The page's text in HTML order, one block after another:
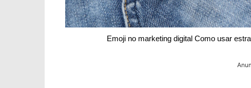
Emoji no marketing digital Como usar